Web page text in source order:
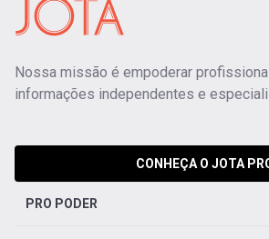
Nossa missão é empoderar
informações independentes e
CONHEÇA O JOTA
PRO PODER